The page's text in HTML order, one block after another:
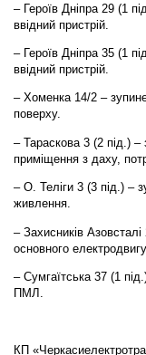
– Героїв Дніпра 29 (1
ввідний пристрій.
– Героїв Дніпра 35 (1
ввідний пристрій.
– Хоменка 14/2 –
поверху.
– Тараскова 3 (2 під.)
приміщення з даху,
– О. Теліги 3 (3 під.) –
живлення.
– Захисників
основного
– Сумгаїтська 37 (1
ПМЛ.
КП